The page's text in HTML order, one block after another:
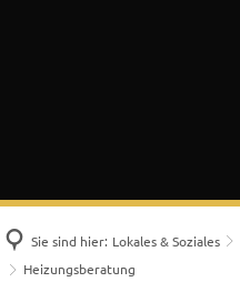
Sie sind hier: Lokales & Soziales
Heizungsberatung